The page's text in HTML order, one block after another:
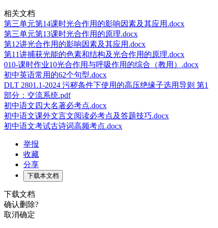
相关文档
第三单元第14课时光合作用的影响因素及其应用.docx
第三单元第13课时光合作用的原理.docx
第12讲光合作用的影响因素及其应用.docx
第11讲捕获光能的色素和结构及光合作用的原理.docx
010-课时作业10光合作用与呼吸作用的综合（教用）.docx
初中英语常用的62个句型.docx
DLT 2801.1-2024 污秽条件下使用的高压绝缘子选用导则 第1
部分：交流系统.pdf
初中语文四大名著必考点.docx
初中语文课外文言文阅读必考点及答题技巧.docx
初中语文考试古诗词高频考点.docx
举报
收藏
分享
下载本文档
下载文档
确认删除?
取消确定